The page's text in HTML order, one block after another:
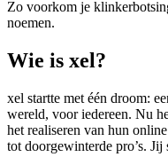
Zo voorkom je
noemen.
Wie is xel?
xel startte met één droom:
wereld, voor iedereen. Nu
het realiseren van hun
tot doorgewinterde pro’s. Jij